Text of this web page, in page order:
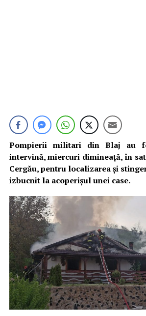
Pompierii militari din Blaj au
intervină, miercuri dimineață, în
Cergău, pentru localizarea și
izbucnit la acoperișul unei case.